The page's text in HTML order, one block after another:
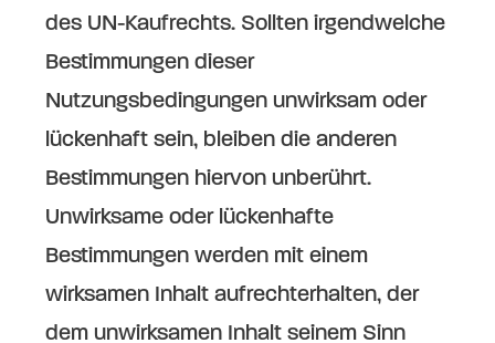
des UN-Kaufrechts. Sollten irgendwelche
Bestimmungen dieser
Nutzungsbedingungen unwirksam oder
lückenhaft sein, bleiben die anderen
Bestimmungen hiervon unberührt.
Unwirksame oder lückenhafte
Bestimmungen werden mit einem
wirksamen Inhalt aufrechterhalten, der
dem unwirksamen Inhalt seinem Sinn